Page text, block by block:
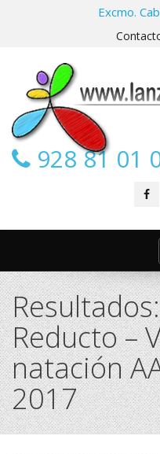
Excmo.
928 81 01
Reducto –
natación
2017